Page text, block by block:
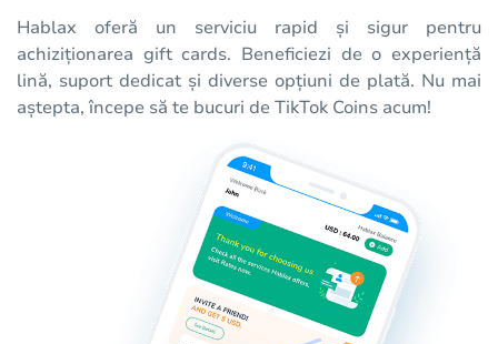
Hablax oferă un serviciu rapid și sigur pentru
achiziționarea gift cards. Beneficiezi de o experiență
lină, suport dedicat și diverse opțiuni de plată. Nu mai
aștepta, începe să te bucuri de TikTok Coins acum!